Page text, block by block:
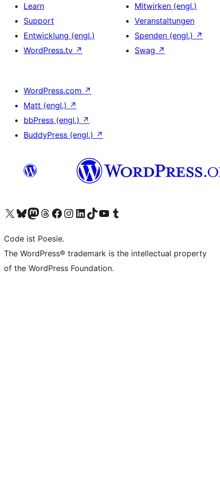
Learn
Support
Entwicklung (engl.)
WordPress.tv ↗
Mitwirken (engl.)
Veranstaltungen
Spenden (engl.) ↗
Swag ↗
WordPress.com ↗
Matt (engl.) ↗
bbPress (engl.) ↗
BuddyPress (engl.) ↗
Unser X-Konto (früher Twitter) besuchen
Unser Bluesky-Konto besuchen
Unser Mastodon-Konto besuchen
Unser Threads-Konto besuchen
Unsere Facebook-Seite besuchen
Unser Instagram-Konto besuchen
Unser LinkedIn-Konto besuchen
Unser TikTok-Konto besuchen
Unseren YouTube-Kanal besuchen
Unser Tumblr-Konto besuchen
Code ist Poesie.
The WordPress® trademark is the intellectual property
of the WordPress Foundation.